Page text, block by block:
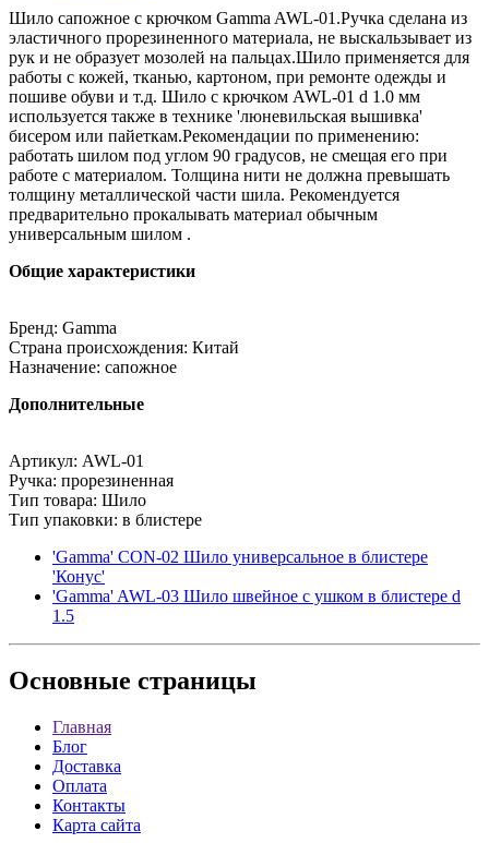
Шило сапожное с крючком Gamma AWL-01.Ручка сделана из
эластичного прорезиненного материала, не выскальзывает из
рук и не образует мозолей на пальцах.Шило применяется для
работы с кожей, тканью, картоном, при ремонте одежды и
пошиве обуви и т.д. Шило с крючком AWL-01 d 1.0 мм
используется также в технике 'люневильская вышивка'
бисером или пайеткам.Рекомендации по применению:
работать шилом под углом 90 градусов, не смещая его при
работе с материалом. Толщина нити не должна превышать
толщину металлической части шила. Рекомендуется
предварительно прокалывать материал обычным
универсальным шилом .
Общие характеристики
Бренд: Gamma
Страна происхождения: Китай
Назначение: сапожное
Дополнительные
Артикул: AWL-01
Ручка: прорезиненная
Тип товара: Шило
Тип упаковки: в блистере
'Gamma' CON-02 Шило универсальное в блистере
'Конус'
'Gamma' AWL-03 Шило швейное с ушком в блистере d
1.5
Основные страницы
Главная
Блог
Доставка
Оплата
Контакты
Карта сайта